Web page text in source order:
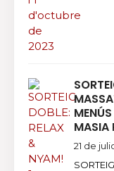
MASIA
21 de